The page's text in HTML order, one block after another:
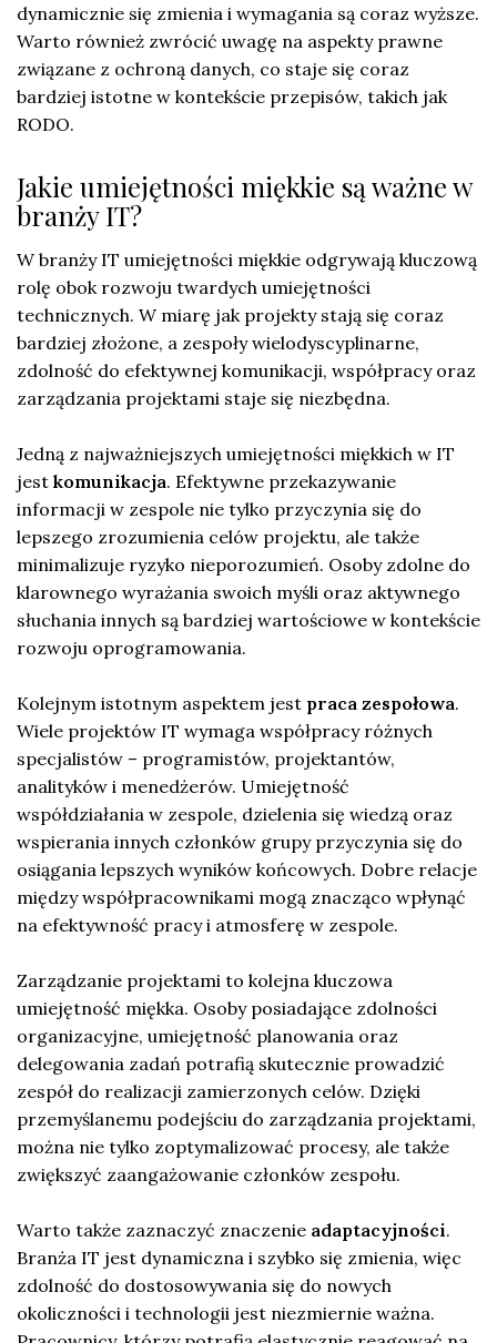
dynamicznie się zmienia i wymagania są coraz wyższe.
Warto również zwrócić uwagę na aspekty prawne
związane z ochroną danych, co staje się coraz
bardziej istotne w kontekście przepisów, takich jak
RODO.
Jakie umiejętności miękkie są ważne w
branży IT?
W branży IT umiejętności miękkie odgrywają kluczową
rolę obok rozwoju twardych umiejętności
technicznych. W miarę jak projekty stają się coraz
bardziej złożone, a zespoły wielodyscyplinarne,
zdolność do efektywnej komunikacji, współpracy oraz
zarządzania projektami staje się niezbędna.
Jedną z najważniejszych umiejętności miękkich w IT
jest komunikacja. Efektywne przekazywanie
informacji w zespole nie tylko przyczynia się do
lepszego zrozumienia celów projektu, ale także
minimalizuje ryzyko nieporozumień. Osoby zdolne do
klarownego wyrażania swoich myśli oraz aktywnego
słuchania innych są bardziej wartościowe w kontekście
rozwoju oprogramowania.
Kolejnym istotnym aspektem jest praca zespołowa.
Wiele projektów IT wymaga współpracy różnych
specjalistów – programistów, projektantów,
analityków i menedżerów. Umiejętność
współdziałania w zespole, dzielenia się wiedzą oraz
wspierania innych członków grupy przyczynia się do
osiągania lepszych wyników końcowych. Dobre relacje
między współpracownikami mogą znacząco wpłynąć
na efektywność pracy i atmosferę w zespole.
Zarządzanie projektami to kolejna kluczowa
umiejętność miękka. Osoby posiadające zdolności
organizacyjne, umiejętność planowania oraz
delegowania zadań potrafią skutecznie prowadzić
zespół do realizacji zamierzonych celów. Dzięki
przemyślanemu podejściu do zarządzania projektami,
można nie tylko zoptymalizować procesy, ale także
zwiększyć zaangażowanie członków zespołu.
Warto także zaznaczyć znaczenie adaptacyjności.
Branża IT jest dynamiczna i szybko się zmienia, więc
zdolność do dostosowywania się do nowych
okoliczności i technologii jest niezmiernie ważna.